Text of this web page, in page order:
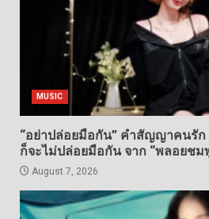
MUSIC
“อย่าปล่อยมือกัน” คำสัญญาคนรัก
ก็จะไม่ปล่อยมือกัน จาก “พลอยชม
August 7, 2026